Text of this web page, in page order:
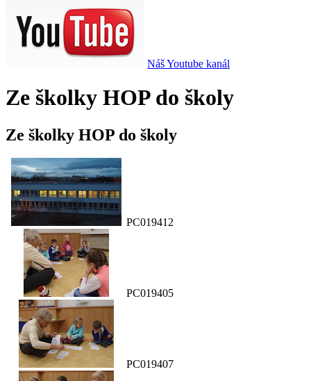
Náš Youtube kanál
Ze školky HOP do školy
Ze školky HOP do školy
PC019412
PC019405
PC019407